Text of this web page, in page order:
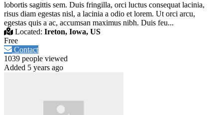
lobortis sagittis sem. Duis fringilla, orci luctus consequat lacinia,
risus diam egestas nisl, a lacinia a odio et lorem. Ut orci arcu,
egestas quis a ac, accumsan maximus nibh. Duis feu...
Located: Ireton, Iowa, US
Free
Contact
1039 people viewed
Added 5 years ago